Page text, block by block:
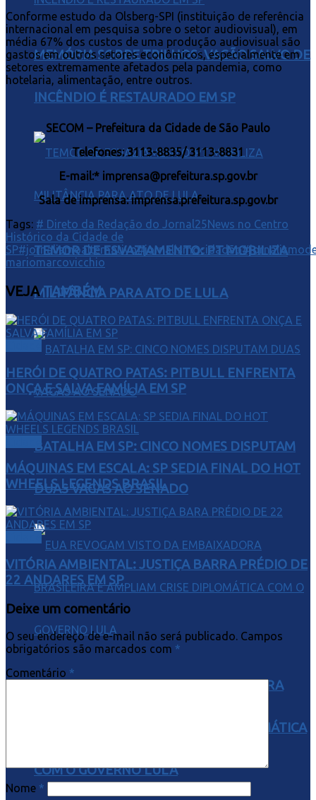
MEMÓRIA SOBRE TRILHOS: VAGÃO SALVO DE
INCÊNDIO É RESTAURADO EM SP
TEMOR DE ESVAZIAMENTO: PT MOBILIZA
MILITÂNCIA PARA ATO DE LULA
BATALHA EM SP: CINCO NOMES DISPUTAM
DUAS VAGAS AO SENADO
EUA REVOGAM VISTO DA EMBAIXADORA
BRASILEIRA E AMPLIAM CRISE DIPLOMÁTICA
COM O GOVERNO LULA
Conforme estudo da Olsberg-SPI (instituição de referência
internacional em pesquisa sobre o setor audiovisual), em
média 67% dos custos de uma produção audiovisual são
gastos em outros setores econômicos, especialmente em
setores extremamente afetados pela pandemia, como
hotelaria, alimentação, entre outros.
SECOM – Prefeitura da Cidade de São Paulo
Telefones: 3113-8835/ 3113-8831
E-mail:* imprensa@prefeitura.sp.gov.br
Sala de imprensa: imprensa.prefeitura.sp.gov.br
Tags: # Direto da Redação do Jornal25News no Centro
Histórico da Cidade de
SP#jornalismoalternativo#jornalismocidadão
mariomarcovicchio
VEJATAMBÉM
HERÓI DE QUATRO PATAS: PITBULL ENFRENTA
ONÇA E SALVA FAMÍLIA EM SP
MÁQUINAS EM ESCALA: SP SEDIA FINAL DO HOT
WHEELS LEGENDS BRASIL
VITÓRIA AMBIENTAL: JUSTIÇA BARRA PRÉDIO DE
22 ANDARES EM SP
Deixe um comentário
O seu endereço de e-mail não será publicado. Campos
obrigatórios são marcados com *
Comentário *
Nome *